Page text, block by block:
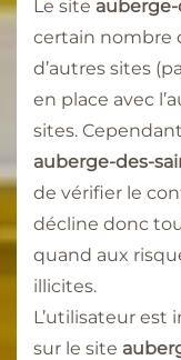
Le site
certain nombre
d’autres sites
en place avec
sites.
auberge-des-
de vérifier le
décline donc
quand aux
illicites.
L’utilisateur est
sur le site